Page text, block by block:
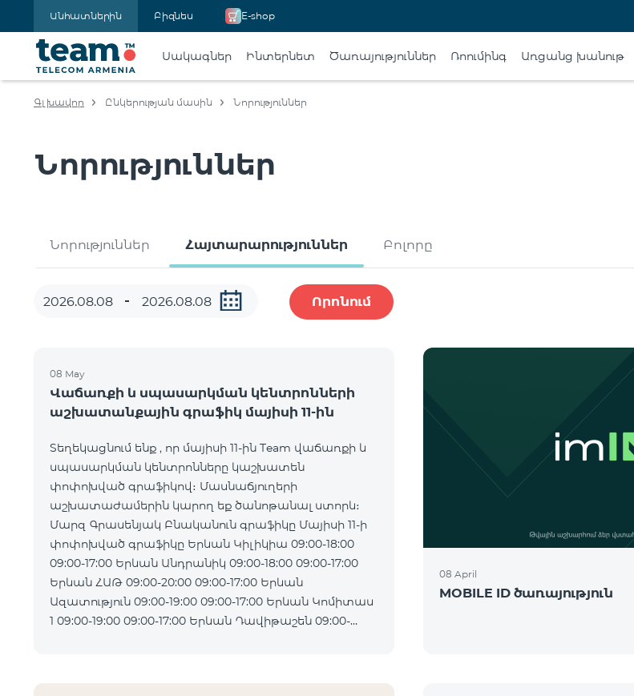
Անհատներին Բիզնես E-shop
Սակագներ Ինտերնետ Ծառայություններ Ռոումինգ Առցանց խանութ
Գլխավոր Ընկերության մասին Նորություններ
Նորություններ
Նորություններ Հայտարարություններ Բոլորը
Որոնում
08 May
Վաճառքի և սպասարկման կենտրոնների
աշխատանքային գրաֆիկ մայիսի 11-ին
Տեղեկացնում ենք , որ մայիսի 11-ին Team վաճառքի և
սպասարկման կենտրոնները կաշխատեն
փոփոխված գրաֆիկով։ Մասնաճյուղերի
աշխատաժամերին կարող եք ծանոթանալ ստորև։
Մարզ Գրասենյակ Բնականուն գրաֆիկը Մայիսի 11-ի
փոփոխված գրաֆիկը Երևան Կիլիկիա 09:00-18:00
09:00-17:00 Երևան Անդրանիկ 09:00-18:00 09:00-17:00
Երևան ՀԱԹ 09:00-20:00 09:00-17:00 Երևան
Ազատություն 09:00-19:00 09:00-17:00 Երևան Կոմիտաս
1 09:00-19:00 09:00-17:00 Երևան Դավիթաշեն 09:00-
08 April
MOBILE ID ծառայություն